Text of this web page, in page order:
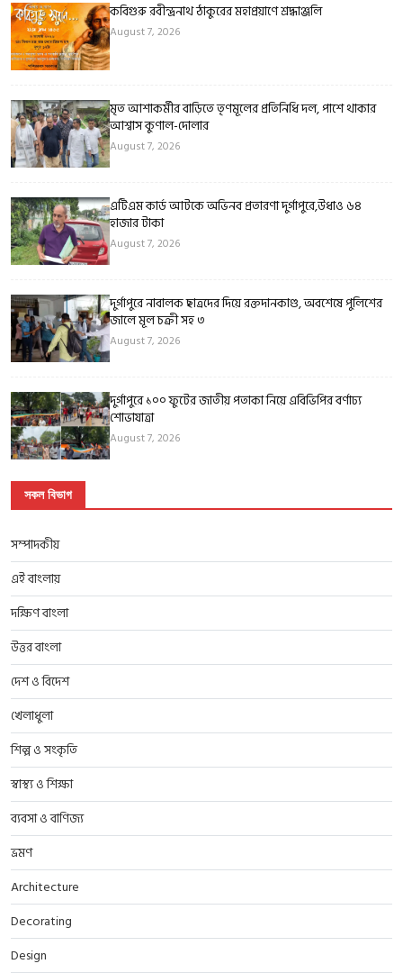
কবিগুরু রবীন্দ্রনাথ ঠাকুরের মহাপ্রয়াণে শ্রদ্ধাঞ্জলি
August 7, 2026
মৃত আশাকর্মীর বাড়িতে তৃণমূলের প্রতিনিধি দল, পাশে থাকার
আশ্বাস কুণাল-দোলার
August 7, 2026
এটিএম কার্ড আটকে অভিনব প্রতারণা দুর্গাপুরে,উধাও ৬৪
হাজার টাকা
August 7, 2026
দুর্গাপুরে নাবালক ছাত্রদের দিয়ে রক্তদানকাণ্ড, অবশেষে পুলিশের
জালে মূল চক্রী সহ ৩
August 7, 2026
দুর্গাপুরে ১০০ ফুটের জাতীয় পতাকা নিয়ে এবিভিপির বর্ণাঢ্য
শোভাযাত্রা
August 7, 2026
সকল বিভাগ
সম্পাদকীয়
এই বাংলায়
দক্ষিণ বাংলা
উত্তর বাংলা
দেশ ও বিদেশ
খেলাধুলা
শিল্প ও সংকৃতি
স্বাস্থ্য ও শিক্ষা
ব্যবসা ও বাণিজ্য
ভ্রমণ
Architecture
Decorating
Design